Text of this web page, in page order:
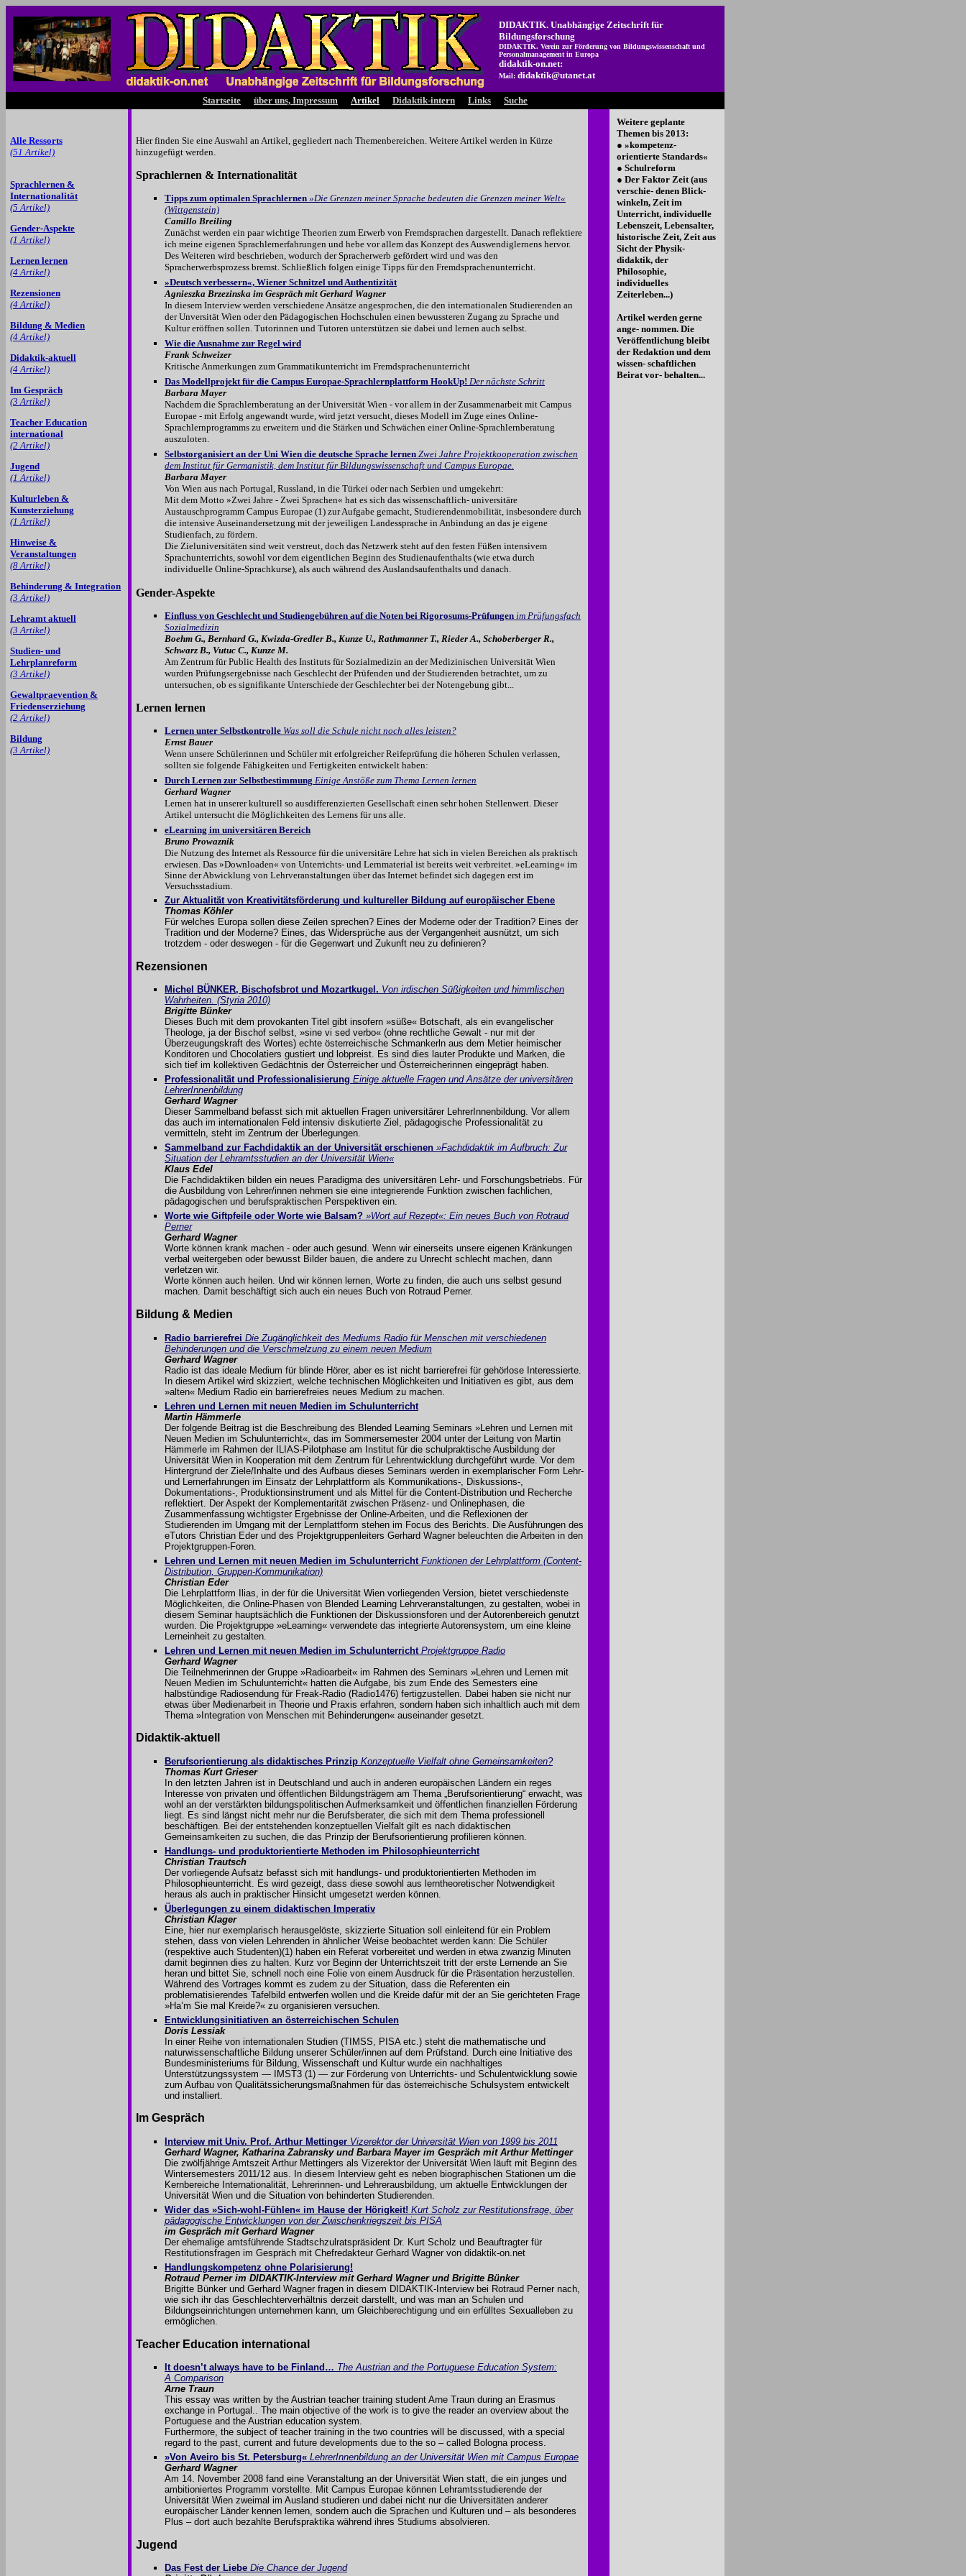
DIDAKTIK. Unabhängige Zeitschrift für
Bildungsforschung
DIDAKTIK. Verein zur Förderung von Bildungswissenschaft und
Personalmanagement in Europa
didaktik-on.net:
Mail: didaktik@utanet.at
Startseite über uns, Impressum Artikel Didaktik-intern Links Suche
Alle Ressorts
(51 Artikel)
Sprachlernen &
Internationalität
(5 Artikel)
Gender-Aspekte
(1 Artikel)
Lernen lernen
(4 Artikel)
Rezensionen
(4 Artikel)
Bildung & Medien
(4 Artikel)
Didaktik-aktuell
(4 Artikel)
Im Gespräch
(3 Artikel)
Teacher Education
international
(2 Artikel)
Jugend
(1 Artikel)
Kulturleben &
Kunsterziehung
(1 Artikel)
Hinweise &
Veranstaltungen
(8 Artikel)
Behinderung & Integration
(3 Artikel)
Lehramt aktuell
(3 Artikel)
Studien- und
Lehrplanreform
(3 Artikel)
Gewaltpraevention &
Friedenserziehung
(2 Artikel)
Bildung
(3 Artikel)
Hier finden Sie eine Auswahl an Artikel, gegliedert nach Themenbereichen. Weitere Artikel werden in Kürze
hinzugefügt werden.
Sprachlernen & Internationalität
Tipps zum optimalen Sprachlernen »Die Grenzen meiner Sprache bedeuten die Grenzen meiner Welt«
(Wittgenstein)
Camillo Breiling
Zunächst werden ein paar wichtige Theorien zum Erwerb von Fremdsprachen dargestellt. Danach reflektiere
ich meine eigenen Sprachlernerfahrungen und hebe vor allem das Konzept des Auswendiglernens hervor.
Des Wei­te­ren wird beschrieben, wodurch der Spracherwerb gefördert wird und was den
Spracherwerbsprozess bremst. Schließlich folgen einige Tipps für den Fremdsprachenunterricht.
»Deutsch verbessern«, Wiener Schnitzel und Authentizität
Agnieszka Brzezinska im Gespräch mit Gerhard Wagner
In diesem Interview werden verschiedene Ansätze angesprochen, die den internationalen Studierenden an
der Unversität Wien oder den Pädagogischen Hochschulen einen bewussteren Zugang zu Sprache und
Kultur eröffnen sollen. Tutorinnen und Tutoren unterstützen sie dabei und lernen auch selbst.
Wie die Ausnahme zur Regel wird
Frank Schweizer
Kritische Anmerkungen zum Grammatikunterricht im Fremdsprachenunterricht
Das Modellprojekt für die Campus Europae-Sprachlernplattform HookUp! Der nächste Schritt
Barbara Mayer
Nachdem die Sprachlernberatung an der Universität Wien - vor allem in der Zusammenarbeit mit Campus
Europae - mit Erfolg angewandt wurde, wird jetzt versucht, dieses Modell im Zuge eines Online-
Sprachlernprogramms zu erweitern und die Stärken und Schwächen einer Online-Sprachlernberatung
auszuloten.
Selbstorganisiert an der Uni Wien die deutsche Sprache lernen Zwei Jahre Projektkooperation zwischen
dem Institut für Germanistik, dem Institut für Bildungswissenschaft und Campus Europae.
Barbara Mayer
Von Wien aus nach Portugal, Russland, in die Türkei oder nach Serbien und umgekehrt:
Mit dem Motto »Zwei Jahre - Zwei Sprachen« hat es sich das wissenschaftlich- universitäre
Austauschprogramm Campus Europae (1) zur Aufgabe gemacht, Studierendenmobilität, insbesondere durch
die intensive Auseinandersetzung mit der jeweiligen Landessprache in Anbindung an das je eigene
Studienfach, zu fördern.
Die Zieluniversitäten sind weit verstreut, doch das Netzwerk steht auf den festen Füßen intensivem
Sprachunterrichts, sowohl vor dem eigentlichen Beginn des Studienaufenthalts (wie etwa durch
individuelle Online-Sprachkurse), als auch während des Auslandsaufenthalts und danach.
Gender-Aspekte
Einfluss von Geschlecht und Studiengebühren auf die Noten bei Rigorosums-Prüfungen im Prüfungsfach
Sozialmedizin
Boehm G., Bernhard G., Kwizda-Gredler B., Kunze U., Rathmanner T., Rieder A., Schoberberger R.,
Schwarz B., Vutuc C., Kunze M.
Am Zentrum für Public Health des Instituts für Sozialmedizin an der Medizinischen Universität Wien
wurden Prüfungsergebnisse nach Geschlecht der Prüfenden und der Studierenden betrachtet, um zu
untersuchen, ob es signifikante Unterschiede der Geschlechter bei der Notengebung gibt...
Lernen lernen
Lernen unter Selbstkontrolle Was soll die Schule nicht noch alles leisten?
Ernst Bauer
Wenn unsere Schülerinnen und Schüler mit erfolgreicher Reifeprüfung die höheren Schulen verlassen,
sollten sie folgende Fähigkeiten und Fertigkeiten entwickelt haben:
Durch Lernen zur Selbstbestimmung Einige Anstöße zum Thema Lernen lernen
Gerhard Wagner
Lernen hat in unserer kulturell so ausdifferenzierten Gesellschaft einen sehr hohen Stellenwert. Dieser
Artikel untersucht die Möglichkeiten des Lernens für uns alle.
eLearning im universitären Bereich
Bruno Prowaznik
Die Nutzung des Internet als Ressource für die universitäre Lehre hat sich in vielen Bereichen als praktisch
erwiesen. Das »Downloaden« von Unterrichts- und Lernmaterial ist bereits weit verbreitet. »eLearning« im
Sinne der Abwicklung von Lehrveranstaltungen über das Internet befindet sich dagegen erst im
Versuchsstadium.
Zur Aktualität von Kreativitätsförderung und kultureller Bildung auf europäischer Ebene
Thomas Köhler
Für welches Europa sollen diese Zeilen sprechen? Eines der Moderne oder der Tradition? Eines der
Tradition und der Moderne? Eines, das Widersprüche aus der Vergangenheit ausnützt, um sich
trotzdem - oder deswegen - für die Gegenwart und Zukunft neu zu definieren?
Rezensionen
Michel BÜNKER, Bischofsbrot und Mozartkugel. Von irdischen Süßigkeiten und himmlischen
Wahrheiten. (Styria 2010)
Brigitte Bünker
Dieses Buch mit dem provokanten Titel gibt insofern »süße« Botschaft, als ein evangelischer
Theologe, ja der Bischof selbst, »sine vi sed verbo« (ohne rechtliche Gewalt - nur mit der
Überzeugungskraft des Wortes) echte österreichische Schmankerln aus dem Metier heimischer
Konditoren und Chocolatiers gustiert und lobpreist. Es sind dies lauter Produkte und Marken, die
sich tief im kollektiven Gedächtnis der Österreicher und Österreicherinnen eingeprägt haben.
Professionalität und Professionalisierung Einige aktuelle Fragen und Ansätze der universitären
LehrerInnenbildung
Gerhard Wagner
Dieser Sammelband befasst sich mit aktuellen Fragen universitärer LehrerInnenbildung. Vor allem
das auch im internationalen Feld intensiv diskutierte Ziel, pädagogische Professionalität zu
vermitteln, steht im Zentrum der Überlegungen.
Sammelband zur Fachdidaktik an der Universität erschienen »Fachdidaktik im Aufbruch: Zur
Situation der Lehramtsstudien an der Universität Wien«
Klaus Edel
Die Fachdidaktiken bilden ein neues Paradigma des universitären Lehr- und Forschungsbetriebs. Für
die Ausbildung von Lehrer/innen nehmen sie eine integrierende Funktion zwischen fachlichen,
pädagogischen und berufspraktischen Perspektiven ein.
Worte wie Giftpfeile oder Worte wie Balsam? »Wort auf Rezept«: Ein neues Buch von Rotraud
Perner
Gerhard Wagner
Worte können krank machen - oder auch gesund. Wenn wir einerseits unsere eigenen Kränkungen
verbal weitergeben oder bewusst Bilder bauen, die andere zu Unrecht schlecht machen, dann
verletzen wir.
Worte können auch heilen. Und wir können lernen, Worte zu finden, die auch uns selbst gesund
machen. Damit beschäftigt sich auch ein neues Buch von Rotraud Perner.
Bildung & Medien
Radio barrierefrei Die Zugänglichkeit des Mediums Radio für Menschen mit verschiedenen
Behinderungen und die Verschmelzung zu einem neuen Medium
Gerhard Wagner
Radio ist das ideale Medium für blinde Hörer, aber es ist nicht barrierefrei für gehörlose Interessierte.
In diesem Artikel wird skizziert, welche technischen Möglichkeiten und Initiativen es gibt, aus dem
»alten« Medium Radio ein barrierefreies neues Medium zu machen.
Lehren und Lernen mit neuen Medien im Schulunterricht
Martin Hämmerle
Der folgende Beitrag ist die Beschreibung des Blended Learning Seminars »Lehren und Lernen mit
Neuen Medien im Schulunterricht«, das im Sommersemester 2004 unter der Leitung von Martin
Hämmerle im Rahmen der ILIAS-Pilotphase am Institut für die schulpraktische Ausbildung der
Universität Wien in Kooperation mit dem Zentrum für Lehrentwicklung durchgeführt wurde. Vor dem
Hintergrund der Ziele/Inhalte und des Aufbaus dieses Seminars werden in exemplarischer Form Lehr-
und Lernerfahrungen im Einsatz der Lehrplattform als Kommunikations-, Diskussions-,
Dokumentations-, Produktionsinstrument und als Mittel für die Content-Distribution und Recherche
reflektiert. Der Aspekt der Komplementarität zwischen Präsenz- und Onlinephasen, die
Zusammenfassung wichtigster Ergebnisse der Online-Arbeiten, und die Reflexionen der
Studierenden im Umgang mit der Lernplattform stehen im Focus des Berichts. Die Ausführungen des
eTutors Christian Eder und des Projektgruppenleiters Gerhard Wagner beleuchten die Arbeiten in den
Projektgruppen-Foren.
Lehren und Lernen mit neuen Medien im Schulunterricht Funktionen der Lehrplattform (Content-
Distribution, Gruppen-Kommunikation)
Christian Eder
Die Lehrplattform Ilias, in der für die Universität Wien vorliegenden Version, bietet verschiedenste
Möglichkeiten, die Online-Phasen von Blended Learning Lehrveranstaltungen, zu gestalten, wobei in
diesem Seminar hauptsächlich die Funktionen der Diskussionsforen und der Autorenbereich genutzt
wurden. Die Projektgruppe »eLearning« verwendete das integrierte Autorensystem, um eine kleine
Lerneinheit zu gestalten.
Lehren und Lernen mit neuen Medien im Schulunterricht Projektgruppe Radio
Gerhard Wagner
Die Teilnehmerinnen der Gruppe »Radioarbeit« im Rahmen des Seminars »Lehren und Lernen mit
Neuen Medien im Schulunterricht« hatten die Aufgabe, bis zum Ende des Semesters eine
halbstündige Radiosendung für Freak-Radio (Radio1476) fertigzustellen. Dabei haben sie nicht nur
etwas über Medienarbeit in Theorie und Praxis erfahren, sondern haben sich inhaltlich auch mit dem
Thema »Integration von Menschen mit Behinderungen« auseinander gesetzt.
Didaktik-aktuell
Berufsorientierung als didaktisches Prinzip Konzeptuelle Vielfalt ohne Gemeinsamkeiten?
Thomas Kurt Grieser
In den letzten Jahren ist in Deutschland und auch in anderen europäischen Ländern ein reges
Interesse von privaten und öffentlichen Bildungsträgern am Thema „Berufsorientierung“ erwacht, was
wohl an der verstärkten bildungspolitischen Aufmerksamkeit und öffentlichen finanziellen Förderung
liegt. Es sind längst nicht mehr nur die Berufsberater, die sich mit dem Thema professionell
beschäftigen. Bei der entstehenden konzeptuellen Vielfalt gilt es nach didaktischen
Gemeinsamkeiten zu suchen, die das Prinzip der Berufsorientierung profilieren können.
Handlungs- und produktorientierte Methoden im Philosophieunterricht
Christian Trautsch
Der vorliegende Aufsatz befasst sich mit handlungs- und produktorientierten Methoden im
Philosophieunterricht. Es wird gezeigt, dass diese sowohl aus lerntheoretischer Notwendigkeit
heraus als auch in praktischer Hinsicht umgesetzt werden können.
Überlegungen zu einem didaktischen Imperativ
Christian Klager
Eine, hier nur exemplarisch herausgelöste, skizzierte Situation soll einleitend für ein Problem
stehen, dass von vielen Lehrenden in ähnlicher Weise beobachtet werden kann: Die Schüler
(respektive auch Studenten)(1) haben ein Referat vorbereitet und werden in etwa zwanzig Minuten
damit beginnen dies zu halten. Kurz vor Beginn der Unterrichtszeit tritt der erste Lernende an Sie
heran und bittet Sie, schnell noch eine Folie von einem Ausdruck für die Präsentation herzustellen.
Während des Vortrages kommt es zudem zu der Situation, dass die Referenten ein
problematisierendes Tafelbild entwerfen wollen und die Kreide dafür mit der an Sie gerichteten Frage
»Ha’m Sie mal Kreide?« zu organisieren versuchen.
Entwicklungsinitiativen an österreichischen Schulen
Doris Lessiak
In einer Reihe von internationalen Studien (TIMSS, PISA etc.) steht die mathematische und
naturwissenschaftliche Bildung unserer Schüler/innen auf dem Prüfstand. Durch eine Initiative des
Bundesministeriums für Bildung, Wissenschaft und Kultur wurde ein nachhaltiges
Unterstützungssystem — IMST3 (1) — zur Förderung von Unterrichts- und Schulentwicklung sowie
zum Aufbau von Qualitätssicherungsmaßnahmen für das österreichische Schulsystem entwickelt
und installiert.
Im Gespräch
Interview mit Univ. Prof. Arthur Mettinger Vizerektor der Universität Wien von 1999 bis 2011
Gerhard Wagner, Katharina Zabransky und Barbara Mayer im Gespräch mit Arthur Mettinger
Die zwölfjährige Amtszeit Arthur Mettingers als Vizerektor der Universität Wien läuft mit Beginn des
Wintersemesters 2011/12 aus. In diesem Interview geht es neben biographischen Stationen um die
Kernbereiche Internationalität, Lehrerinnen- und Lehrerausbildung, um aktuelle Entwicklungen der
Universität Wien und die Situation von behinderten Studierenden.
Wider das »Sich-wohl-Fühlen« im Hause der Hörigkeit! Kurt Scholz zur Restitutionsfrage, über
pädagogische Entwicklungen von der Zwischenkriegszeit bis PISA
im Gespräch mit Gerhard Wagner
Der ehemalige amtsführende Stadtschzulratspräsident Dr. Kurt Scholz und Beauftragter für
Restitutionsfragen im Gespräch mit Chefredakteur Gerhard Wagner von didaktik-on.net
Handlungskompetenz ohne Polarisierung!
Rotraud Perner im DIDAKTIK-Interview mit Gerhard Wagner und Brigitte Bünker
Brigitte Bünker und Gerhard Wagner fragen in diesem DIDAKTIK-Interview bei Rotraud Perner nach,
wie sich ihr das Geschlechterverhältnis derzeit darstellt, und was man an Schulen und
Bildungseinrichtungen unternehmen kann, um Gleichberechtigung und ein erfülltes Sexualleben zu
ermöglichen.
Teacher Education international
It doesn’t always have to be Finland… The Austrian and the Portuguese Education System:
A Comparison
Arne Traun
This essay was written by the Austrian teacher training student Arne Traun during an Erasmus
exchange in Portugal.. The main objective of the work is to give the reader an overview about the
Portuguese and the Austrian education system.
Furthermore, the subject of teacher training in the two countries will be discussed, with a special
regard to the past, current and future developments due to the so – called Bologna process.
»Von Aveiro bis St. Petersburg« LehrerInnenbildung an der Universität Wien mit Campus Europae
Gerhard Wagner
Am 14. November 2008 fand eine Veranstaltung an der Universität Wien statt, die ein junges und
ambitioniertes Programm vorstellte. Mit Campus Europae können Lehramtsstudierende der
Universität Wien zweimal im Ausland studieren und dabei nicht nur die Universitäten anderer
europäischer Länder kennen lernen, sondern auch die Sprachen und Kulturen und – als besonderes
Plus – dort auch bezahlte Berufspraktika während ihres Studiums absolvieren.
Jugend
Das Fest der Liebe Die Chance der Jugend
Weitere geplante
Themen bis 2013:
● »kompetenz-
orientierte Standards«
● Schulreform
● Der Faktor Zeit (aus
verschie- denen Blick-
winkeln, Zeit im
Unterricht, individuelle
Lebenszeit, Lebensalter,
historische Zeit, Zeit aus
Sicht der Physik-
didaktik, der
Philosophie,
individuelles
Zeiterleben...)
Artikel werden gerne
ange- nommen. Die
Veröffentlichung bleibt
der Redaktion und dem
wissen- schaftlichen
Beirat vor- behalten...